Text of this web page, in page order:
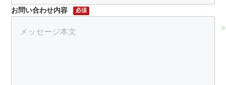
お問い合わせ内容 必須